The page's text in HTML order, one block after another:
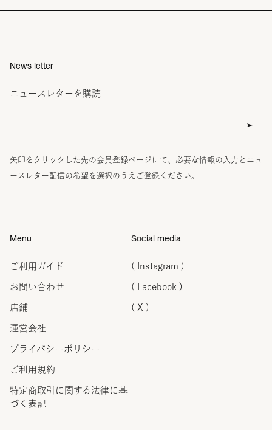
News letter
ニュースレターを購読
矢印をクリックした先の会員登録ページにて、必要な情報の入力とニュ
ースレター配信の希望を選択のうえご登録ください。
Menu
ご利用ガイド
お問い合わせ
店舗
運営会社
プライバシーポリシー
ご利用規約
特定商取引に関する法律に 基
づく表記
Social media
( Instagram )
( Facebook )
( X )